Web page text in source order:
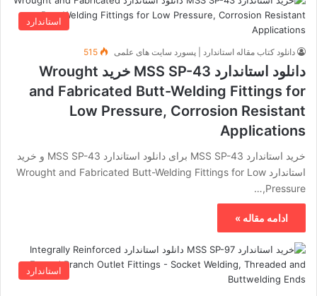
استاندارد
دانلود کتاب مقاله استاندارد | پسورد سایت های علمی 515
دانلود استاندارد MSS SP-43 خرید Wrought
and Fabricated Butt-Welding Fittings for
Low Pressure, Corrosion Resistant
Applications
خرید استاندارد MSS SP-43 برای دانلود استاندارد MSS SP-43 و خرید
استاندارد Wrought and Fabricated Butt-Welding Fittings for Low
Pressure,…
ادامه مقاله »
استاندارد